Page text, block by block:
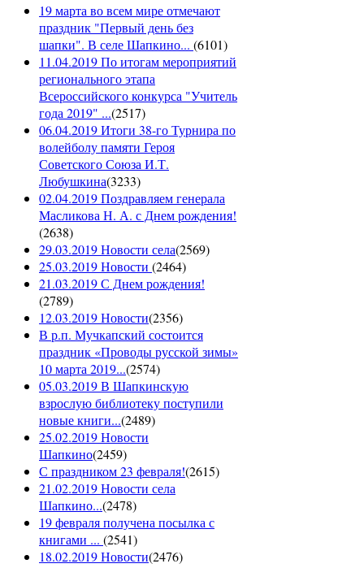
19 марта во всем мире отмечают
праздник "Первый день без
шапки". В селе Шапкино... (6101)
11.04.2019 По итогам мероприятий
регионального этапа
Всероссийского конкурса "Учитель
года 2019" ...(2517)
06.04.2019 Итоги 38-го Турнира по
волейболу памяти Героя
Советского Союза И.Т.
Любушкина(3233)
02.04.2019 Поздравляем генерала
Масликова Н. А. с Днем рождения!
(2638)
29.03.2019 Новости села(2569)
25.03.2019 Новости (2464)
21.03.2019 С Днем рождения!
(2789)
12.03.2019 Новости(2356)
В р.п. Мучкапский состоится
праздник «Проводы русской зимы»
10 марта 2019...(2574)
05.03.2019 В Шапкинскую
взрослую библиотеку поступили
новые книги...(2489)
25.02.2019 Новости
Шапкино(2459)
С праздником 23 февраля!(2615)
21.02.2019 Новости села
Шапкино...(2478)
19 февраля получена посылка с
книгами ... (2541)
18.02.2019 Новости(2476)